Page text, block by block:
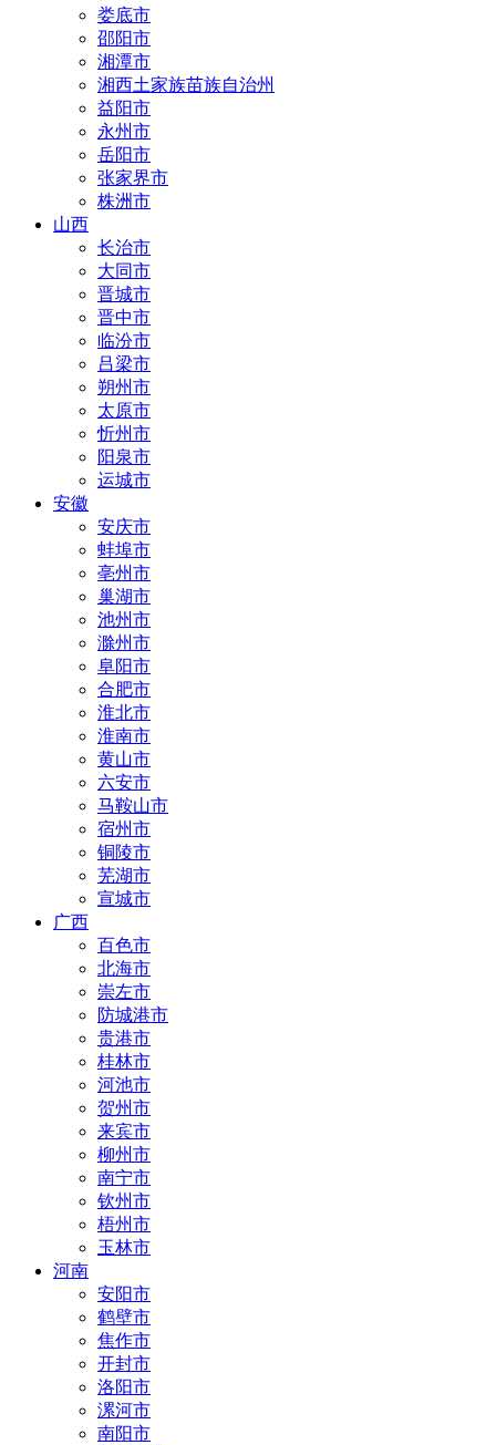
娄底市
邵阳市
湘潭市
湘西土家族苗族自治州
益阳市
永州市
岳阳市
张家界市
株洲市
山西
长治市
大同市
晋城市
晋中市
临汾市
吕梁市
朔州市
太原市
忻州市
阳泉市
运城市
安徽
安庆市
蚌埠市
亳州市
巢湖市
池州市
滁州市
阜阳市
合肥市
淮北市
淮南市
黄山市
六安市
马鞍山市
宿州市
铜陵市
芜湖市
宣城市
广西
百色市
北海市
崇左市
防城港市
贵港市
桂林市
河池市
贺州市
来宾市
柳州市
南宁市
钦州市
梧州市
玉林市
河南
安阳市
鹤壁市
焦作市
开封市
洛阳市
漯河市
南阳市